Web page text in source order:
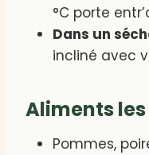
°C porte
Dans un
incliné avec
Aliments
Pommes,